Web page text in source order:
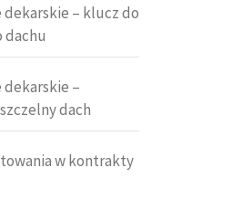
dekarskie – klucz do
dachu
dekarskie –
dach
w kontrakty